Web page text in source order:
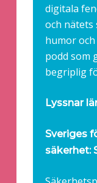
digitala
och nätets
humor
podd som
begriplig
Lyssnar
Sveriges
säkerhet: